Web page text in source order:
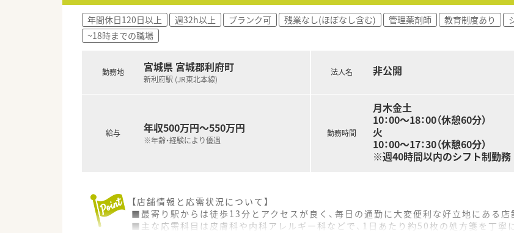
年間休日120日以上 週32h以上 ブランク可 残業なし(ほぼなし含む) 管理薬剤師 教育制度あり
~18時までの職場
勤務地 宮城県 宮城郡利府町
新利府駅 (JR東北本線)
給与 年収500万円～550万円
※年齢・経験により優遇
法人名 非公開
勤務時間
月木金土
10：00～18：00（休憩60分）
火
10：00～17：30（休憩60分）
※週40時間以内のシフト制勤務
【店舗情報と応需状況について】
■最寄り駅からは徒歩13分とアクセスが良く、毎日の通勤に大変便利な好立地にある店
■主な応需科目は皮膚科や内科アレルギー科などで、1日あたり約50枚の処方箋を丁寧